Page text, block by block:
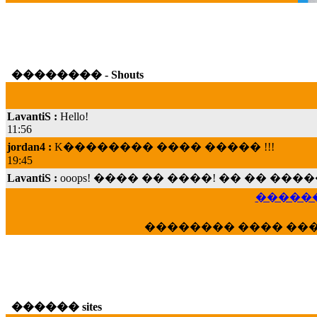
�������� - Shouts
11:56
jordan4 :
19:45
LavantiS :
���; ���� ��� ��� �������� ����
veronica :E���� 2012 ��� ����� ���
�������� ����
������ sites